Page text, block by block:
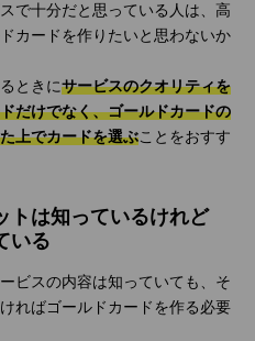
で十分だと思っている人は、高
カードを作りたいと思わないか
ときにサービスのクオリティを
だけでなく、ゴールドカードの
上でカードを選ぶことをおすす
トは知っているけれど
いる
ビスの内容は知っていても、そ
ればゴールドカードを作る必要